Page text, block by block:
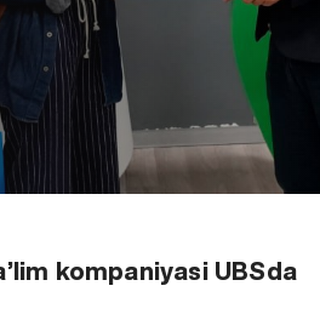
kompaniyasi UBSda